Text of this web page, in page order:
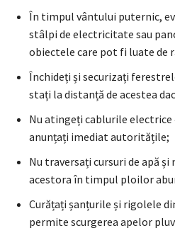
În timpul vântului puternic,
stâlpi de electricitate sau
obiectele care pot fi luate de
Închideți și securizați
stați la distanță de acestea
Nu atingeți cablurile
anunțați imediat autoritățile;
Nu traversați cursuri de apă
acestora în timpul ploilor
Curățați șanțurile și rigolele
permite scurgerea apelor